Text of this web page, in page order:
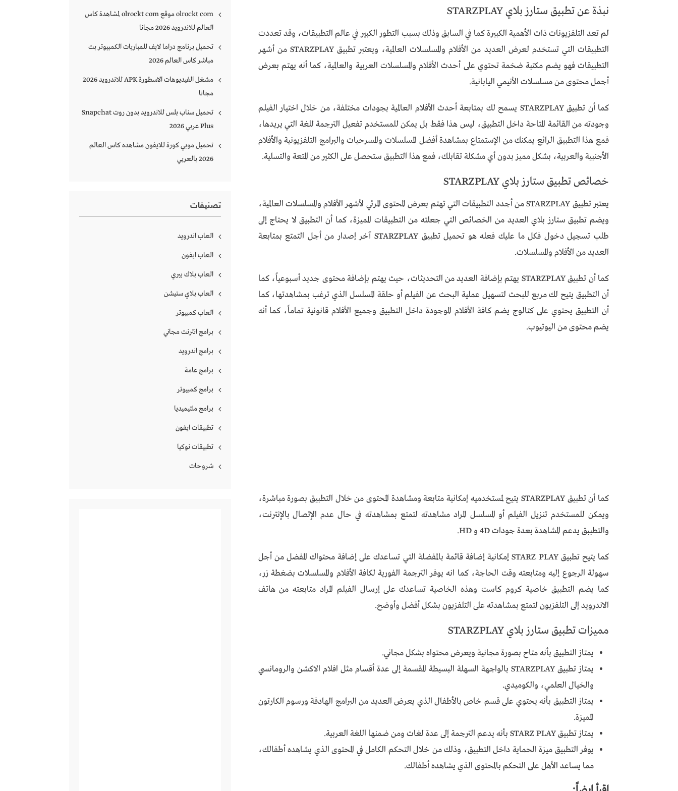
نبذة عن تطبيق ستارز بلاي STARZPLAY
لم تعد التلفزيونات ذات الأهمية الكبيرة كما في السابق وذلك بسبب التطور الكبير في عالم التطبيقات، وقد تعددت
التطبيقات التي تستخدم لعرض العديد من الأفلام والمسلسلات العالمية، ويعتبر تطبيق STARZPLAY من أشهر
التطبيقات فهو يضم مكتبة ضخمة تحتوي على أحدث الأفلام والمسلسلات العربية والعالمية، كما أنه يهتم بعرض
أجمل محتوى من مسلسلات الأنيمي اليابانية.
كما أن تطبيق STARZPLAY يسمح لك بمتابعة أحدث الأفلام العالمية بجودات مختلفة، من خلال اختيار الفيلم
وجودته من القائمة المتاحة داخل التطبيق، ليس هذا فقط بل يمكن للمستخدم تفعيل الترجمة للغة التي يريدها،
فمع هذا التطبيق الرائع يمكنك من الإستمتاع بمشاهدة أفضل المسلسلات والمسرحيات والبرامج التلفزيونية والأفلام
الأجنبية والعربية، بشكل مميز بدون أي مشكلة تقابلك، فمع هذا التطبيق ستحصل على الكثير من المتعة والتسلية.
خصائص تطبيق ستارز بلاي STARZPLAY
يعتبر تطبيق STARZPLAY من أجدد التطبيقات التي تهتم بعرض المحتوى المرئي لأشهر الأفلام والمسلسلات العالمية،
ويضم تطبيق ستارز بلاي العديد من الخصائص التي جعلته من التطبيقات المميزة، كما أن التطبيق لا يحتاج إلى
طلب تسجيل دخول فكل ما عليك فعله هو تحميل تطبيق STARZPLAY آخر إصدار من أجل التمتع بمتابعة
العديد من الأفلام والمسلسلات.
كما أن تطبيق STARZPLAY يهتم بإضافة العديد من التحديثات، حيث يهتم بإضافة محتوى جديد أسبوعياً، كما
أن التطبيق يتيح لك مربع للبحث لتسهيل عملية البحث عن الفيلم أو حلقة المسلسل الذي ترغب بمشاهدتها، كما
أن التطبيق يحتوي على كتالوج يضم كافة الأفلام الموجودة داخل التطبيق وجميع الأفلام قانونية تماماً، كما أنه
يضم محتوى من اليوتيوب.
كما أن تطبيق STARZPLAY يتيح لمستخدميه إمكانية متابعة ومشاهدة المحتوى من خلال التطبيق بصورة مباشرة،
ويمكن للمستخدم تنزيل الفيلم أو المسلسل المراد مشاهدته لتمتع بمشاهدته في حال عدم الإتصال بالإنترنت،
والتطببق يدعم المشاهدة بعدة جودات 4D و HD.
كما يتيح تطبيق STARZ PLAY إمكانية إضافة قائمة بالمفضلة التي تساعدك على إضافة محتواك المفضل من أجل
سهولة الرجوع إليه ومتابعته وقت الحاجة، كما انه يوفر الترجمة الفورية لكافة الأفلام والمسلسلات بضغطة زر،
كما يضم التطبيق خاصية كروم كاست وهذه الخاصية تساعدك على إرسال الفيلم المراد متابعته من هاتف
الاندرويد إلى التلفزيون لتمتع بمشاهدته على التلفزيون بشكل أفضل وأوضح.
مميزات تطبيق ستارز بلاي STARZPLAY
يمتاز التطبيق بأنه متاح بصورة مجانية ويعرض محتواه بشكل مجاني.
يمتاز تطبيق STARZPLAY بالواجهة السهلة البسيطة المقسمة إلى عدة أقسام مثل افلام الاكشن والرومانسي
والخيال العلمي، والكوميدي.
يمتاز التطبيق بأنه يحتوي على قسم خاص بالأطفال الذي يعرض العديد من البرامج الهادفة ورسوم الكارتون
المميزة.
يمتاز تطبيق STARZ PLAY بأنه يدعم الترجمة إلى عدة لغات ومن ضمنها اللغة العربية.
يوفر التطبيق ميزة الحماية داخل التطبيق، وذلك من خلال التحكم الكامل في المحتوى الذي يشاهده أطفالك،
مما يساعد الأهل على التحكم بالمحتوى الذي يشاهده أطفالك.
olrockt com موقع olrockt com لمشاهدة كاس
العالم للاندرويد 2026 مجانا
تحميل برنامج دراما لايف للمباريات الكمبيوتر بث
مباشر كاس العالم 2026
مشغل الفيديوهات الاسطورة APK للاندرويد 2026
مجانا
تحميل سناب بلس للاندرويد بدون روت Snapchat
Plus‏ عربي 2026
تحميل موبي كورة للايفون مشاهده كاس العالم
2026 بالعربي
تصنيفات
العاب اندرويد
العاب ايفون
العاب بلاك بيري
العاب بلاي ستيشن
العاب كمبيوتر
برامج انترنت مجاني
برامج اندرويد
برامج عامة
برامج كمبيوتر
برامج ملتيميديا
تطبيقات ايفون
تطبيقات نوكيا
شروحات